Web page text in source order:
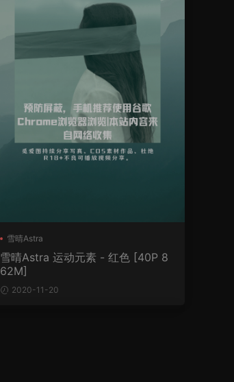
雪晴Astra
雪晴Astra 运动元素 - 红色 [40P 8
62M]
2020-11-20